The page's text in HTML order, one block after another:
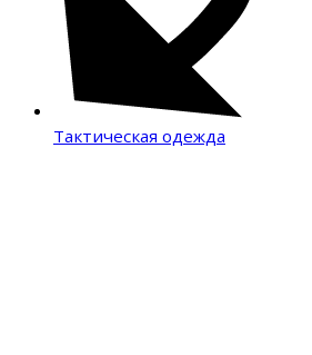
Тактическая одежда